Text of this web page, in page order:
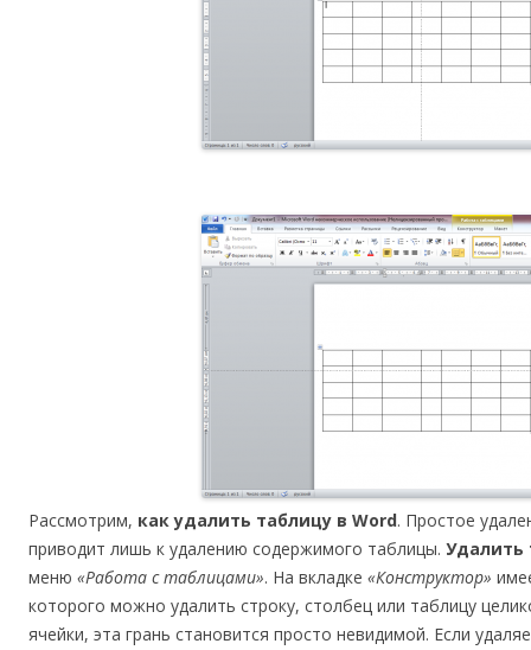
Рассмотрим, как удалить таблицу в Word. Простое
приводит лишь к удалению содержимого таблицы. Удалить
меню «Работа с таблицами». На вкладке «Конструктор»
которого можно удалить строку, столбец или таблицу
ячейки, эта грань становится просто невидимой. Если